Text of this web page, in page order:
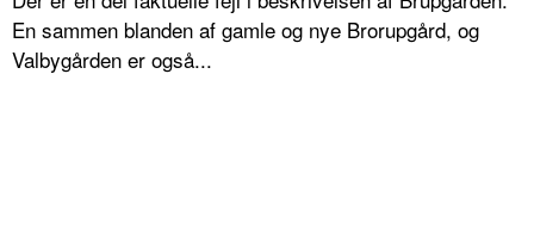
En sammen blanden af gamle og nye Brorupgård, og
Valbygården er også...